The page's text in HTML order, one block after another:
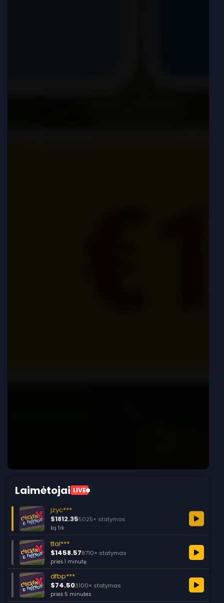
Laimėtojai LIVE
jzyc***
$1812.355025× statymas
ką tik
ttal***
$1458.578710× statymas
prieš 1 minutę
dfbp***
$74.503100× statymas
prieš 5 minutes